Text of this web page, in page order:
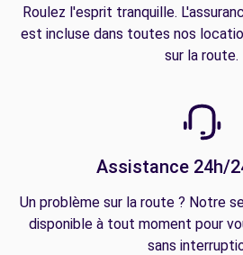
Roulez l'esprit tranquille.
est incluse dans toutes nos
sur la route.
Assistance 24h/
Un problème sur la route ? Notre
disponible à tout moment pour
sans